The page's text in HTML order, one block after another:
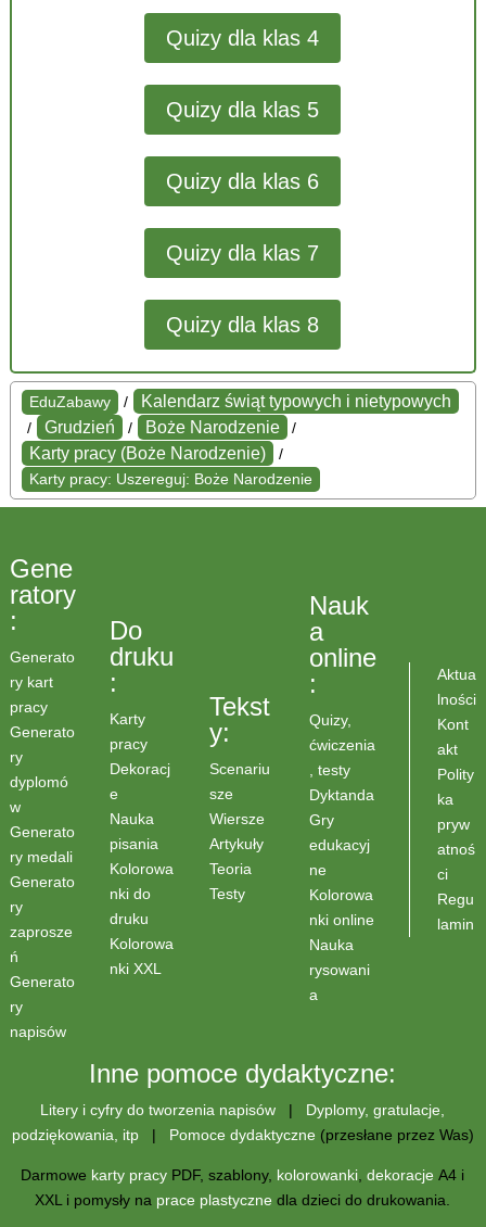
Quizy dla klas 4
Quizy dla klas 5
Quizy dla klas 6
Quizy dla klas 7
Quizy dla klas 8
EduZabawy / Kalendarz świąt typowych i nietypowych
/ Grudzień / Boże Narodzenie /
Karty pracy (Boże Narodzenie)
/
Karty pracy: Uszereguj: Boże Narodzenie
Gene
ratory
:
Generato
ry kart
pracy
Generato
ry
dyplomó
w
Generato
ry medali
Generato
ry
zaprosze
ń
Generato
ry
napisów
Do
druku
:
Karty
pracy
Dekoracj
e
Nauka
pisania
Kolorowa
nki do
druku
Kolorowa
nki XXL
Tekst
y:
Scenariu
sze
Wiersze
Artykuły
Teoria
Testy
Nauk
a
online
:
Quizy,
ćwiczenia
, testy
Dyktanda
Gry
edukacyj
ne
Kolorowa
nki online
Nauka
rysowani
a
Aktua
lności
Kont
akt
Polity
ka
pryw
atnoś
ci
Regu
lamin
Inne pomoce dydaktyczne:
Litery i cyfry do tworzenia napisów | Dyplomy, gratulacje,
podziękowania, itp| Pomoce dydaktyczne (przesłane przez Was)
Darmowe karty pracy PDF, szablony, kolorowanki ,dekoracje A4 i
XXL i pomysły na prace plastyczne dla dzieci do drukowania.